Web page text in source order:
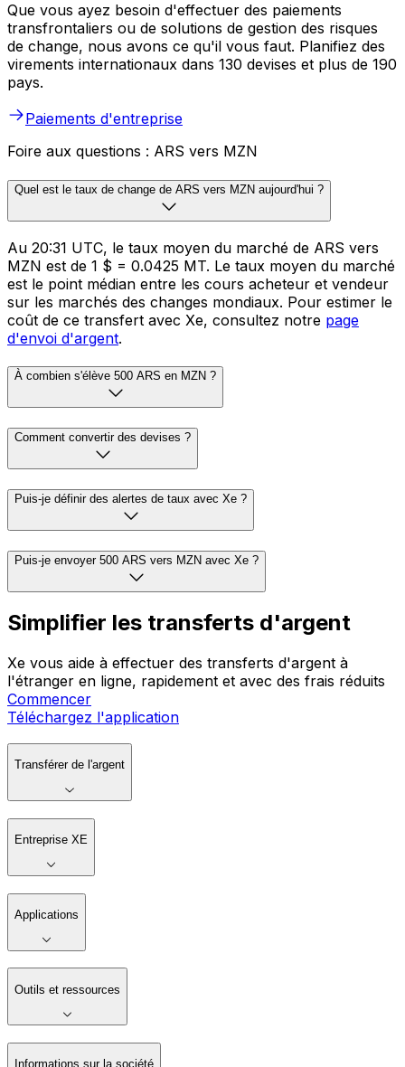
Que vous ayez besoin d'effectuer des paiements
transfrontaliers ou de solutions de gestion des risques
de change, nous avons ce qu'il vous faut. Planifiez des
virements internationaux dans 130 devises et plus de 190
pays.
Paiements d'entreprise
Foire aux questions : ARS vers MZN
Quel est le taux de change de ARS vers MZN aujourd'hui ?
Au 20:31 UTC, le taux moyen du marché de ARS vers
MZN est de 1 $ = 0.0425 MT. Le taux moyen du marché
est le point médian entre les cours acheteur et vendeur
sur les marchés des changes mondiaux. Pour estimer le
coût de ce transfert avec Xe, consultez notre page
d'envoi d'argent.
À combien s'élève 500 ARS en MZN ?
Comment convertir des devises ?
Puis-je définir des alertes de taux avec Xe ?
Puis-je envoyer 500 ARS vers MZN avec Xe ?
Simplifier les transferts d'argent
Xe vous aide à effectuer des transferts d'argent à
l'étranger en ligne, rapidement et avec des frais réduits
Commencer
Téléchargez l'application
Transférer de l'argent
Entreprise XE
Applications
Outils et ressources
Informations sur la société